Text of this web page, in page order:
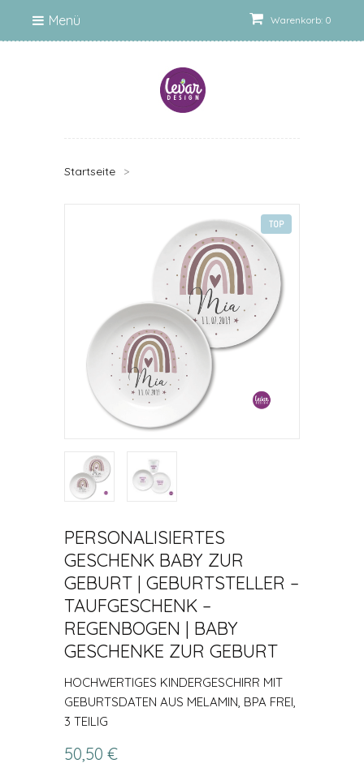
Warenkorb: 0
Menü
Startseite >
TOP
PERSONALISIERTES
GESCHENK BABY ZUR
GEBURT | GEBURTSTELLER –
TAUFGESCHENK –
REGENBOGEN | BABY
GESCHENKE ZUR GEBURT
HOCHWERTIGES KINDERGESCHIRR MIT
GEBURTSDATEN AUS MELAMIN, BPA FREI,
3 TEILIG
50,50 €